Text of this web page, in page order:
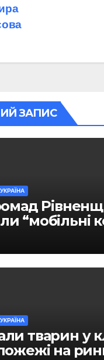
ЗАПИС
УКРАЇНА
“мобільні
УКРАЇНА
тварин у
на